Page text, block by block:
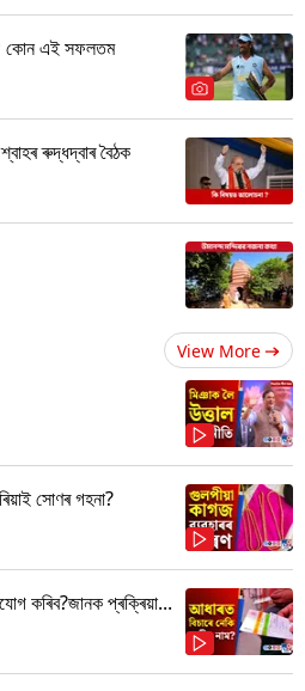
কোন এই সফলতম
ৰুদ্ধদ্বাৰ বৈঠক
View More
সোণৰ গহনা?
কৰিব?জানক প্ৰক্ৰিয়া...